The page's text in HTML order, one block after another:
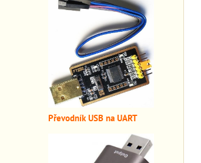
Převodník USB na UART